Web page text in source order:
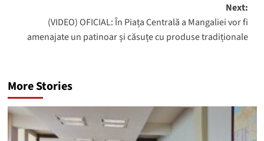
Next:
(VIDEO) OFICIAL: În Piața Centrală a Mangaliei vor fi
amenajate un patinoar și căsuțe cu produse tradiționale
More Stories